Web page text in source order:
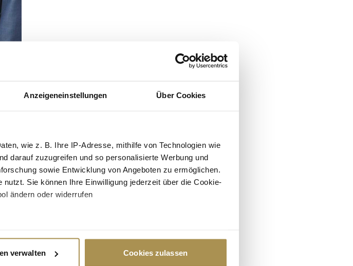
Anzeigeneinstellungen Über Cookies
wie z. B. Ihre IP-Adresse, mithilfe von Technologien wie
darauf zuzugreifen und so personalisierte Werbung und
sowie Entwicklung von Angeboten zu ermöglichen.
Sie können Ihre Einwilligung jederzeit über die Cookie-
ändern oder widerrufen
werden, und legen Sie Ihre Präferenzen im
verwalten Cookies zulassen
Advertisement